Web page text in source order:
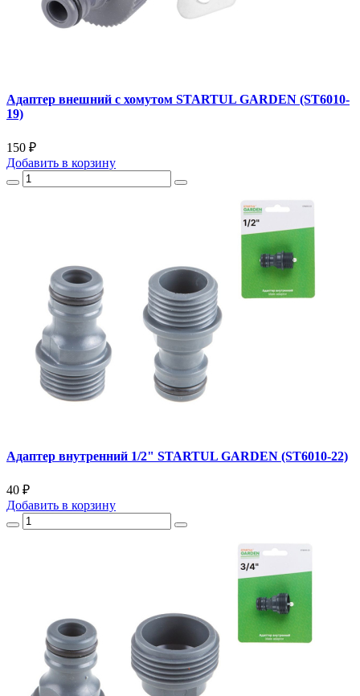
Адаптер внешний с хомутом STARTUL GARDEN (ST6010-
19)
150 ₽
Добавить в корзину
Адаптер внутренний 1/2" STARTUL GARDEN (ST6010-22)
40 ₽
Добавить в корзину